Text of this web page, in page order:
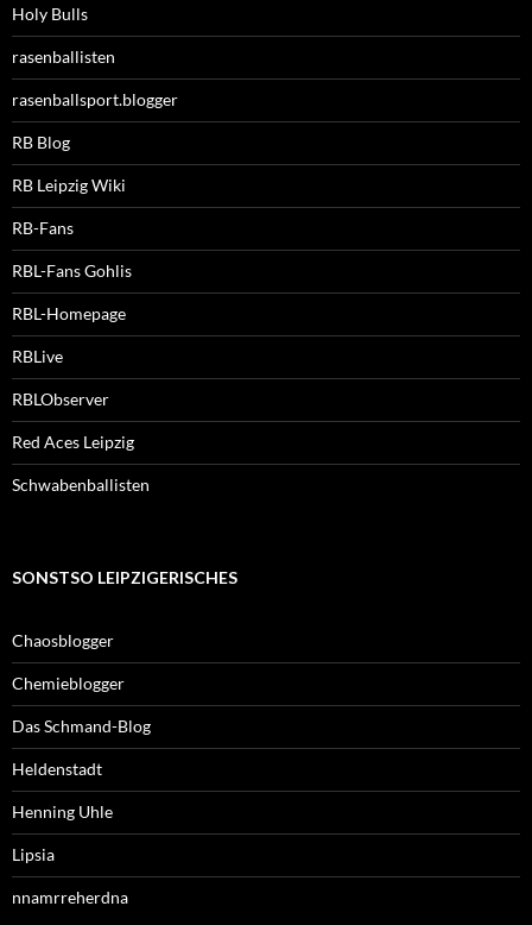
Holy Bulls
rasenballisten
rasenballsport.blogger
RB Blog
RB Leipzig Wiki
RB-Fans
RBL-Fans Gohlis
RBL-Homepage
RBLive
RBLObserver
Red Aces Leipzig
Schwabenballisten
SONSTSO LEIPZIGERISCHES
Chaosblogger
Chemieblogger
Das Schmand-Blog
Heldenstadt
Henning Uhle
Lipsia
nnamrreherdna